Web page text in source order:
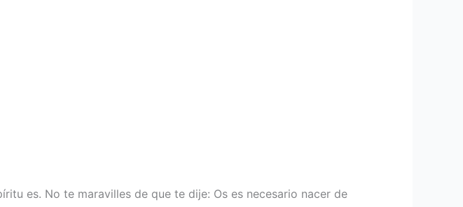
es. No te maravilles de que te dije: Os es necesario nacer de